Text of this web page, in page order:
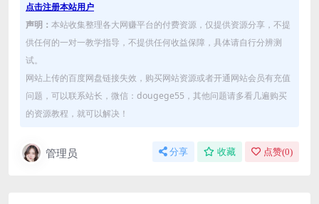
点击注册本站用户
声明： 本站收集整理各大网赚平台的付费资源，仅提供资源分享，不提
供任何的一对一教学指导，不提供任何收益保障，具体请自行分辨测
试。
网站上传的百度网盘链接失效，购买网站资源或者开通网站会员有充值
问题，可以联系站长，微信：dougege55，其他问题请多看几遍购买
的资源教程，就可以解决！
管理员 分享 收藏 点赞(0)